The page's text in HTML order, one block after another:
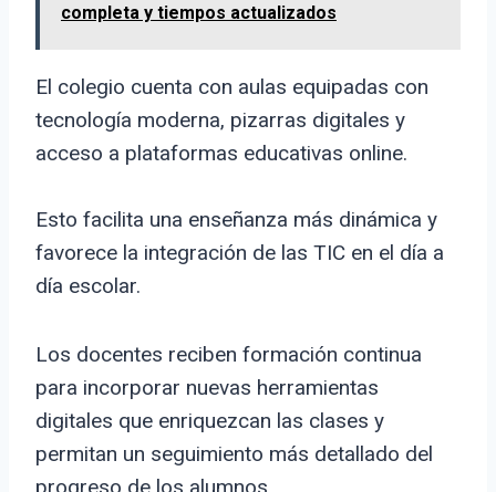
completa y tiempos actualizados
El colegio cuenta con aulas equipadas con
tecnología moderna, pizarras digitales y
acceso a plataformas educativas online.
Esto facilita una enseñanza más dinámica y
favorece la integración de las TIC en el día a
día escolar.
Los docentes reciben formación continua
para incorporar nuevas herramientas
digitales que enriquezcan las clases y
permitan un seguimiento más detallado del